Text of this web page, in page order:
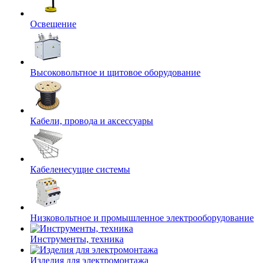
Освещение
Высоковольтное и щитовое оборудование
Кабели, провода и аксессуары
Кабеленесущие системы
Низковольтное и промышленное электрооборудование
Инструменты, техника
Изделия для электромонтажа